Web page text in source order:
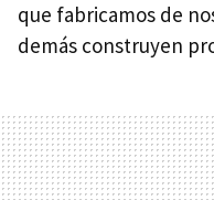
que fabricamos de
demás construyen